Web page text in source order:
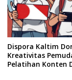
Dispora Kaltim
Kreativitas
Pelatihan Konten